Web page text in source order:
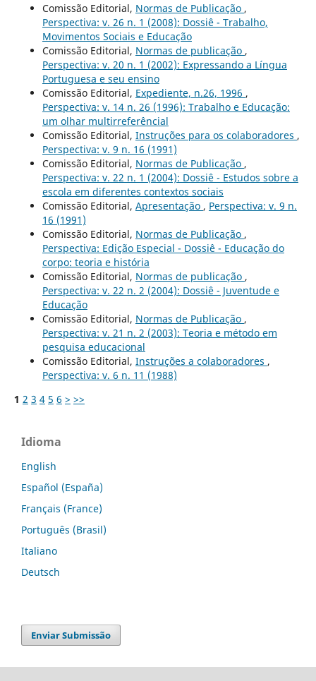
Comissão Editorial, Normas de Publicação ,
Perspectiva: v. 26 n. 1 (2008): Dossiê - Trabalho,
Movimentos Sociais e Educação
Comissão Editorial, Normas de publicação ,
Perspectiva: v. 20 n. 1 (2002): Expressando a Língua
Portuguesa e seu ensino
Comissão Editorial, Expediente, n.26, 1996 ,
Perspectiva: v. 14 n. 26 (1996): Trabalho e Educação:
um olhar multirreferêncial
Comissão Editorial, Instruções para os colaboradores ,
Perspectiva: v. 9 n. 16 (1991)
Comissão Editorial, Normas de Publicação ,
Perspectiva: v. 22 n. 1 (2004): Dossiê - Estudos sobre a
escola em diferentes contextos sociais
Comissão Editorial, Apresentação , Perspectiva: v. 9 n.
16 (1991)
Comissão Editorial, Normas de Publicação ,
Perspectiva: Edição Especial - Dossiê - Educação do
corpo: teoria e história
Comissão Editorial, Normas de publicação ,
Perspectiva: v. 22 n. 2 (2004): Dossiê - Juventude e
Educação
Comissão Editorial, Normas de Publicação ,
Perspectiva: v. 21 n. 2 (2003): Teoria e método em
pesquisa educacional
Comissão Editorial, Instruções a colaboradores ,
Perspectiva: v. 6 n. 11 (1988)
1 2 3 4 5 6 > >>
Idioma
English
Español (España)
Français (France)
Português (Brasil)
Italiano
Deutsch
Enviar Submissão